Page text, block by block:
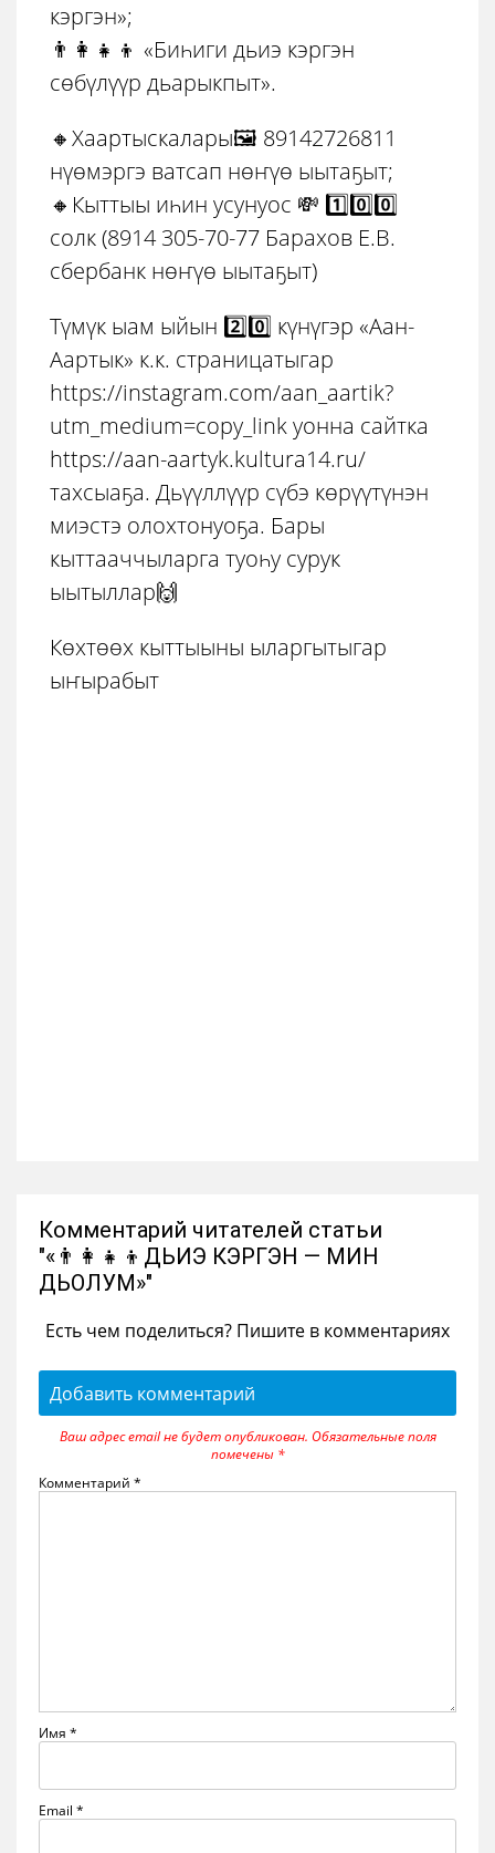
кэргэн»;
👨‍👩‍👧‍👦 «Биһиги дьиэ кэргэн
сөбүлүүр дьарыкпыт».
🔸Хаартыскалары🖼️ 89142726811
нүөмэргэ ватсап нөҥүө ыытаҕыт;
🔸Кыттыы иһин усунуос 💸 1️⃣0️⃣0️⃣
солк (8914 305-70-77 Барахов Е.В.
сбербанк нөҥүө ыытаҕыт)
Түмүк ыам ыйын 2️⃣0️⃣ күнүгэр «Аан-
Аартык» к.к. страницатыгар
https://instagram.com/aan_aartik?
utm_medium=copy_link уонна сайтка
https://aan-aartyk.kultura14.ru/
тахсыаҕа. Дьүүллүүр сүбэ көрүүтүнэн
миэстэ олохтонуоҕа. Бары
кыттааччыларга туоһу сурук
ыытыллар🙌
Көхтөөх кыттыыны ыларгытыгар
ыҥырабыт
Комментарий читателей статьи
"«👨‍👩‍👧‍👦ДЬИЭ КЭРГЭН — МИН
ДЬОЛУМ»"
Есть чем поделиться? Пишите в комментариях
Добавить комментарий
Ваш адрес email не будет опубликован. Обязательные поля
помечены *
Комментарий *
Имя *
Email *